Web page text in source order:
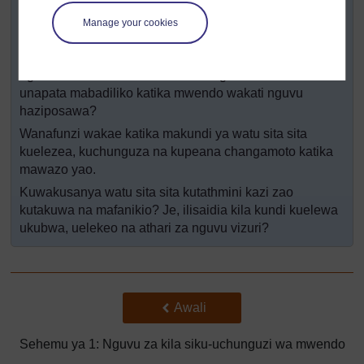
Manage your cookies
mivuto na misukumo yote inayoonesha uelekeo wa
nguvu na jiandae kujadili na kushirikishana kwa kile
wanachoamini. Angalia kama wanatambua kuwa
unapata mabadiliko katika mwendo wakati nguvu
haziposawa?
Wanafunzi wakae katika makundi ya watu sita sita
kuelezea, kuchunguza na kupeana changamoto katika
mawazo yao.
Kuwakusanya watu sita sita kutathmini kazi zao
kutakuwa na mafanikio? Je, ilisaidia kila kundi kuelewa
ukubwa, uelekeo na athari za nguvu vizuri?
Back to previous page
Awali
Sehemu ya 1: Nguvu za kila siku-uchunguzi wa mwendo